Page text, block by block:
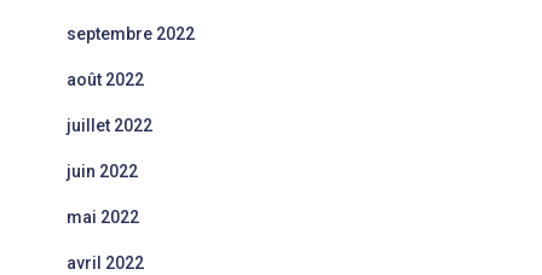
septembre 2022
août 2022
juillet 2022
juin 2022
mai 2022
avril 2022